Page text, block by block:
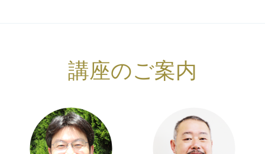
講座のご案内